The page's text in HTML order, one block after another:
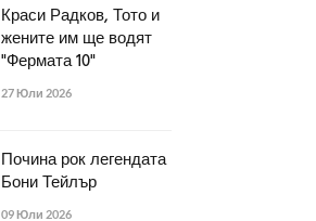
Краси Радков, Тото и
жените им ще водят
"Фермата 10"
27 Юли 2026
Почина рок легендата
Бони Тейлър
09 Юли 2026